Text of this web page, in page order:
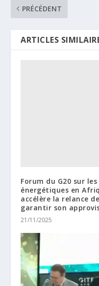
PRÉCÉDENT
ARTICLES
Forum du G20 sur
énergétiques en
accélère la relance
garantir son
21/11/2025